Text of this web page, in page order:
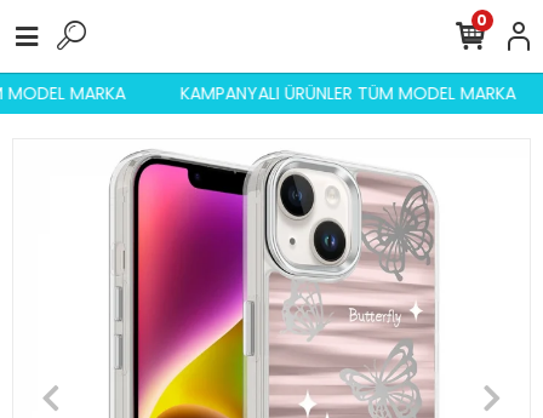
MODEL MARKA KAMPANYALI ÜRÜNLER TÜM MODEL MARKA
0